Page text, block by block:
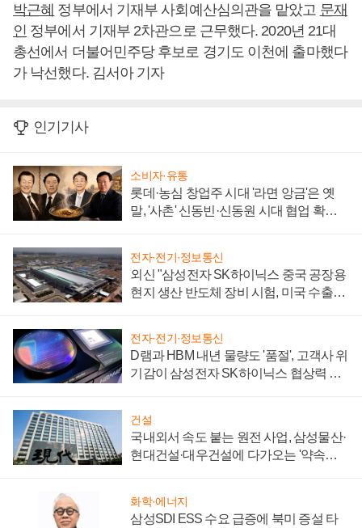
박근혜 정부에서 기재부 사회예산심의관을 맡았고 문재
인 정부에서 기재부 2차관으로 근무했다. 2020년 21대
총선에서 더불어민주당 후보로 경기도 이천에 출마했다
가 낙선했다. 김서아 기자
인기기사
소비자·유통
롯데·농심 창업주 시대 '라면 앙금'은 옛
말, '사촌' 신동빈·신동원 시대 협업 확대
전자·전기·정보통신
외신 "삼성전자 SK하이닉스 중국 공장용
현지 생산 반도체 장비 시험, 미국 수출통
전자·전기·정보통신
D램과 HBM 내년 물량도 '품절', 고객사 위
기감이 삼성전자 SK하이닉스 협상력 더
건설
국내외서 속도 붙는 원전 사업, 삼성물산·
현대건설·대우건설에 다가오는 '약속의
화학·에너지
삼성SDI ESS 수요 급증에 북미 증설 타